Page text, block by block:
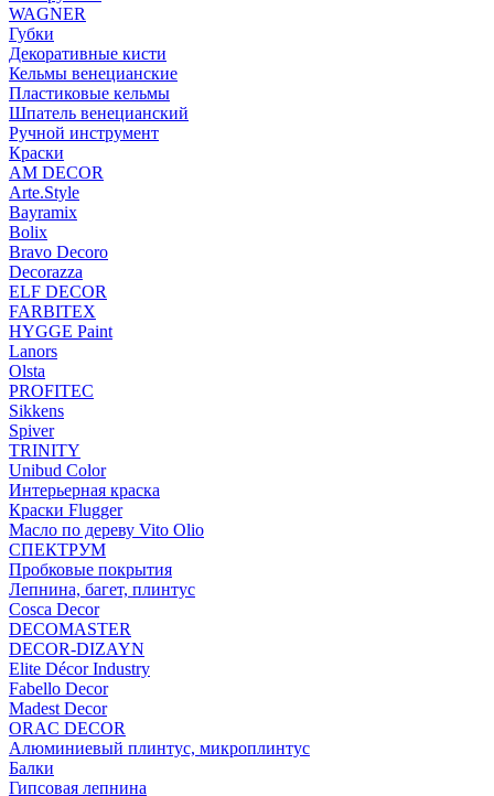
WAGNER
Губки
Декоративные кисти
Кельмы венецианские
Пластиковые кельмы
Шпатель венецианский
Ручной инструмент
Краски
AM DECOR
Arte.Style
Bayramix
Bolix
Bravo Decoro
Decorazza
ELF DECOR
FARBITEX
HYGGE Paint
Lanors
Olsta
PROFITEC
Sikkens
Spiver
TRINITY
Unibud Color
Интерьерная краска
Краски Flugger
Масло по дереву Vito Olio
СПЕКТРУМ
Пробковые покрытия
Лепнина, багет, плинтус
Cosca Decor
DECOMASTER
DECOR-DIZAYN
Elite Décor Industry
Fabello Decor
Madest Decor
ORAC DECOR
Алюминиевый плинтус, микроплинтус
Балки
Гипсовая лепнина